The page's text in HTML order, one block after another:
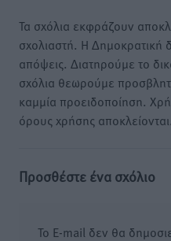
Τα σχόλια εκφράζουν
σχολιαστή. Η Δημοκρατική
απόψεις. Διατηρούμε το
σχόλια θεωρούμε
καμμία προειδοποίηση.
όρους χρήσης αποκλείονται.
Προσθέστε ένα σχόλιο
Το E-mail δεν θα